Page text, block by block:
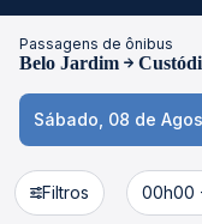
Passagens de ônibus
Belo Jardim
Sábado, 08 de
Filtros 00h00